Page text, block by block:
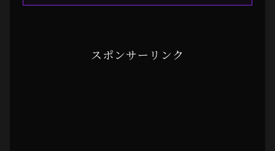
スポンサーリンク